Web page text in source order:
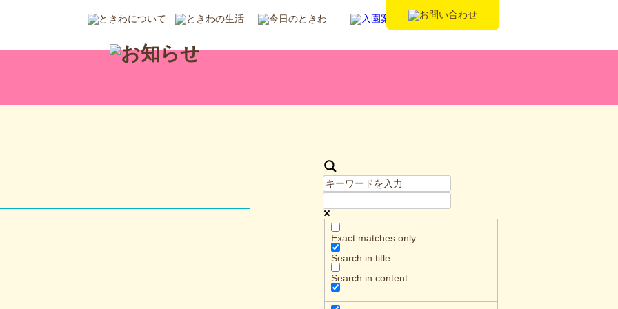
Exact matches only
Search in title
Search in content